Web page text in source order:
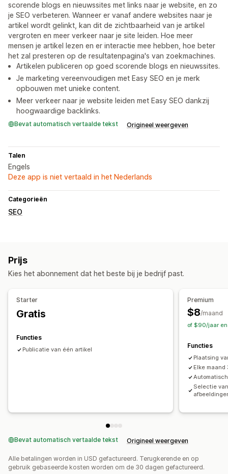
scorende blogs en nieuwssites met links naar je website, en zo
je SEO verbeteren. Wanneer er vanaf andere websites naar je
artikel wordt gelinkt, kan dit de zichtbaarheid van je artikel
vergroten en meer verkeer naar je site leiden. Hoe meer
mensen je artikel lezen en er interactie mee hebben, hoe beter
het zal presteren op de resultatenpagina's van zoekmachines.
Artikelen publiceren op goed scorende blogs en nieuwssites.
Je marketing vereenvoudigen met Easy SEO en je merk
opbouwen met unieke content.
Meer verkeer naar je website leiden met Easy SEO dankzij
hoogwaardige backlinks.
Bevat automatisch vertaalde tekst Origineel weergeven
Talen
Engels
Deze app is niet vertaald in het Nederlands
Categorieën
SEO
Prijs
Kies het abonnement dat het beste bij je bedrijf past.
Starter
Gratis
Functies
Publicatie van één artikel
Premium
$8/maand
of $90/jaar en
Functies
Plaatsing
Elke
Selectie
Bevat automatisch vertaalde tekst Origineel weergeven
Alle betalingen worden in USD gefactureerd. Terugkerende en op
gebruik gebaseerde kosten worden om de 30 dagen gefactureerd.